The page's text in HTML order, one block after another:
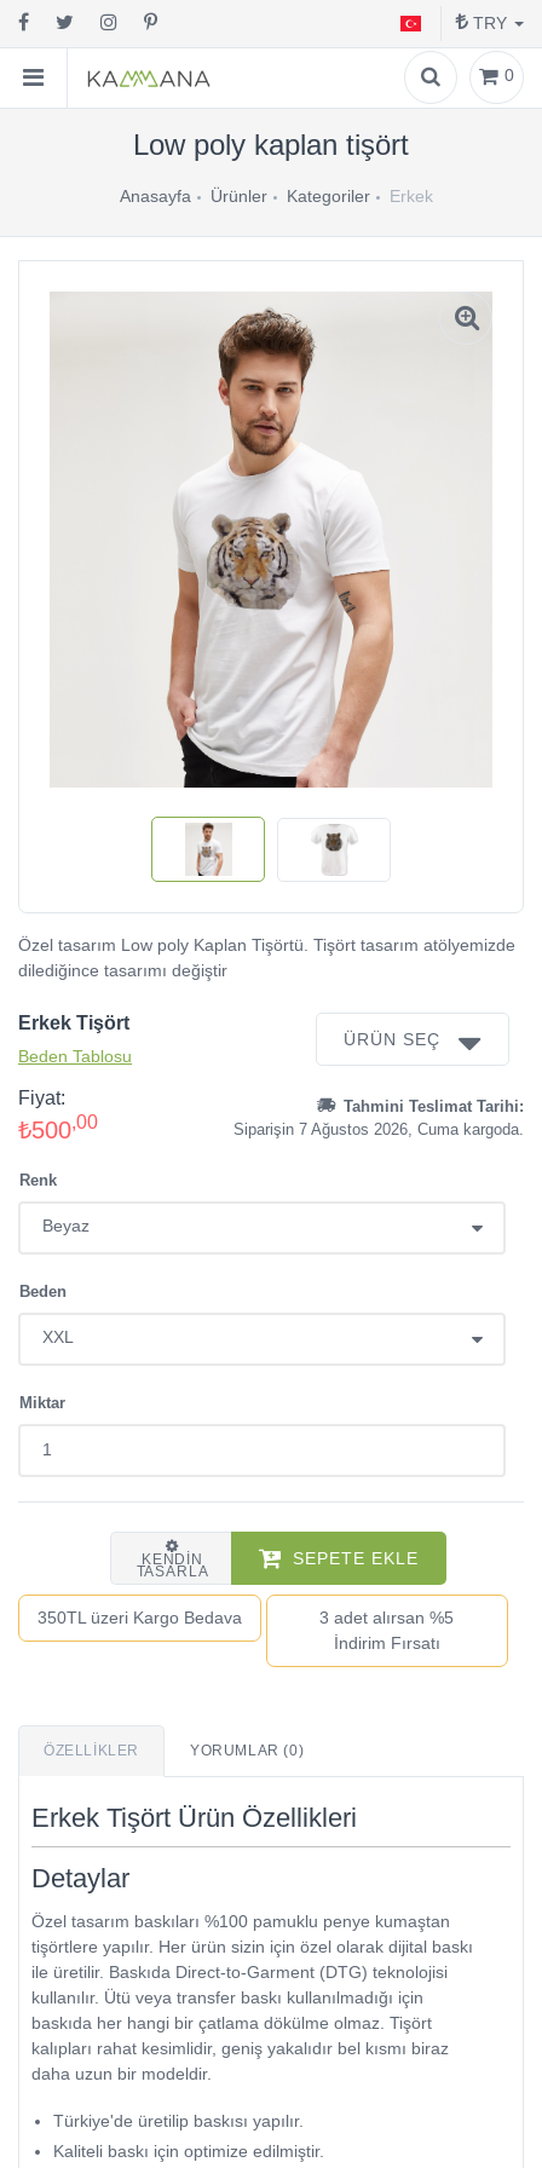
TRY
0
Low poly kaplan tişört
Anasayfa Ürünler Kategoriler Erkek
Özel tasarım Low poly Kaplan Tişörtü. Tişört tasarım atölyemizde
dilediğince tasarımı değiştir
Erkek Tişört
Beden Tablosu
ÜRÜN SEÇ
Fiyat:
₺500,00
Tahmini Teslimat Tarihi:
Siparişin 7 Ağustos 2026, Cuma kargoda.
Renk
Beden
Miktar
KENDIN
TASARLA
SEPETE EKLE
350TL üzeri Kargo Bedava
3 adet alırsan %5
İndirim Fırsatı
ÖZELLIKLER YORUMLAR (0)
Erkek Tişört Ürün Özellikleri
Detaylar
Özel tasarım baskıları %100 pamuklu penye kumaştan
tişörtlere yapılır. Her ürün sizin için özel olarak dijital baskı
ile üretilir. Baskıda Direct-to-Garment (DTG) teknolojisi
kullanılır. Ütü veya transfer baskı kullanılmadığı için
baskıda her hangi bir çatlama dökülme olmaz. Tişört
kalıpları rahat kesimlidir, geniş yakalıdır bel kısmı biraz
daha uzun bir modeldir.
Türkiye'de üretilip baskısı yapılır.
Kaliteli baskı için optimize edilmiştir.